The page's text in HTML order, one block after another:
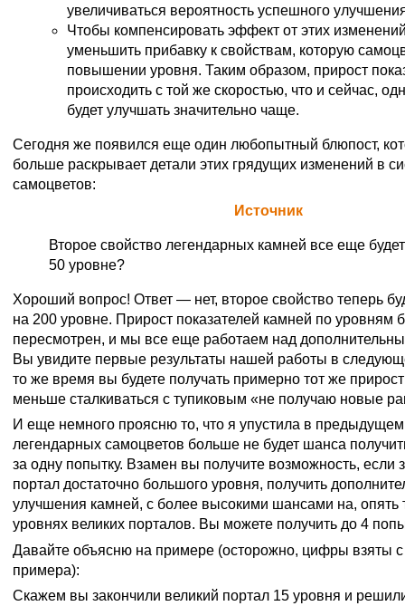
увеличиваться вероятность успешного
Чтобы компенсировать эффект от этих
уменьшить прибавку к свойствам, которую
повышении уровня. Таким образом, прирост
происходить с той же скоростью, что и сейчас,
будет улучшать значительно чаще.
Сегодня же появился еще один любопытный блюпост,
больше раскрывает детали этих грядущих изменений в
самоцветов:
Источник
Второе свойство легендарных камней все еще
50 уровне?
Хороший вопрос! Ответ — нет, второе свойство теперь
на 200 уровне. Прирост показателей камней по уровням
пересмотрен, и мы все еще работаем над
Вы увидите первые результаты нашей работы в
то же время вы будете получать примерно тот же
меньше сталкиваться с тупиковым «не получаю новые
И еще немного проясню то, что я упустила в
легендарных самоцветов больше не будет шанса
за одну попытку. Взамен вы получите возможность, если
портал достаточно большого уровня, получить
улучшения камней, с более высокими шансами на, опять
уровнях великих порталов. Вы можете получить до 4
Давайте объясню на примере (осторожно, цифры взяты с
примера):
Скажем вы закончили великий портал 15 уровня и